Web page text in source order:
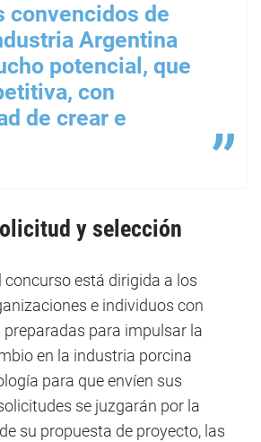
convencidos de
Argentina
potencial, que
con
de crear e
y selección
está dirigida a los
e individuos con
preparadas para impulsar la
en la industria porcina
para que envíen sus
se juzgarán por la
su propuesta de proyecto, las